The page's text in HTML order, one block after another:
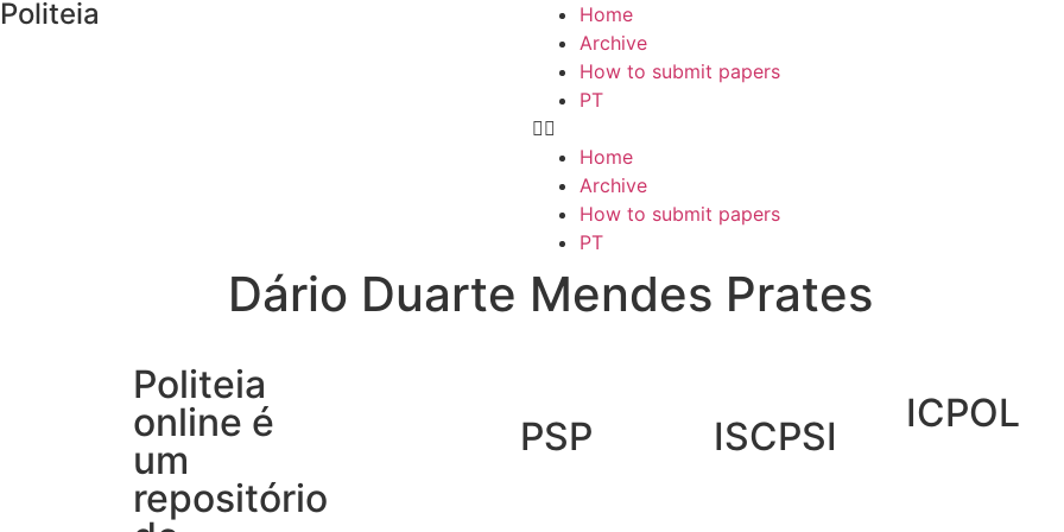
Politeia
Home
Archive
How to submit papers
PT
Home
Archive
How to submit papers
PT
Dário Duarte Mendes Prates
Politeia
online é
um
repositório
PSP ISCPSI
ICPOL